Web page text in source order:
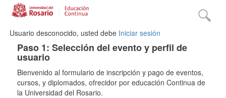
Usuario desconocido, usted debe Iniciar sesión
Paso 1: Selección del evento y perfil de
usuario
Bienvenido al formulario de inscripción y pago de eventos,
cursos, y diplomados, ofrecidor por educación Continua de
la Universidad del Rosario.